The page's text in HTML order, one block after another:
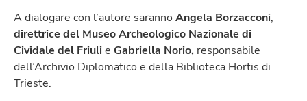
A dialogare con l’autore saranno Angela Borzacconi,
direttrice del Museo Archeologico Nazionale di
Cividale del Friulie Gabriella Norio, responsabile
dell’Archivio Diplomatico e della Biblioteca Hortis di
Trieste.